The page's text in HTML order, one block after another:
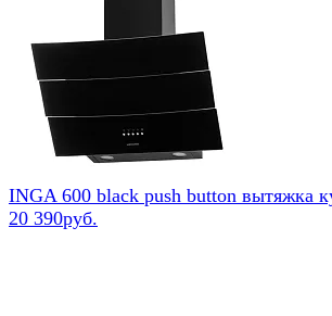
INGA 600 black push button вытяжка
20 390руб.